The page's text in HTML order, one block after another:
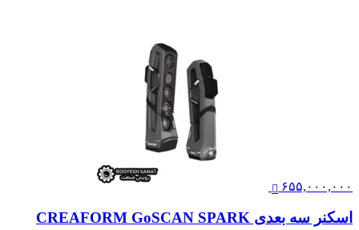
۶۵۵,۰۰۰,۰۰۰
اسکنر سه بعدی CREAFORM GoSCAN SPARK